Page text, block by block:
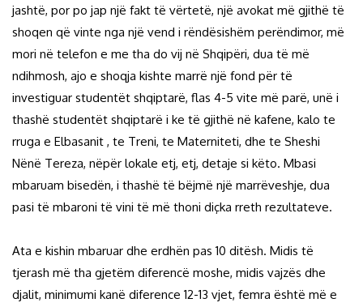
jashtë, por po jap një fakt të vërtetë, një avokat më gjithë të
shoqen që vinte nga një vend i rëndësishëm perëndimor, më
mori në telefon e me tha do vij në Shqipëri, dua të më
ndihmosh, ajo e shoqja kishte marrë një fond për të
investiguar studentët shqiptarë, flas 4-5 vite më parë, unë i
thashë studentët shqiptarë i ke të gjithë në kafene, kalo te
rruga e Elbasanit , te Treni, te Materniteti, dhe te Sheshi
Nënë Tereza, nëpër lokale etj, etj, detaje si këto. Mbasi
mbaruam bisedën, i thashë të bëjmë një marrëveshje, dua
pasi të mbaroni të vini të më thoni diçka rreth rezultateve.
Ata e kishin mbaruar dhe erdhën pas 10 ditësh. Midis të
tjerash më tha gjetëm diferencë moshe, midis vajzës dhe
djalit, minimumi kanë diference 12-13 vjet, femra është më e